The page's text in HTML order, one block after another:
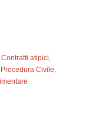
,Contratti atipici
Civile